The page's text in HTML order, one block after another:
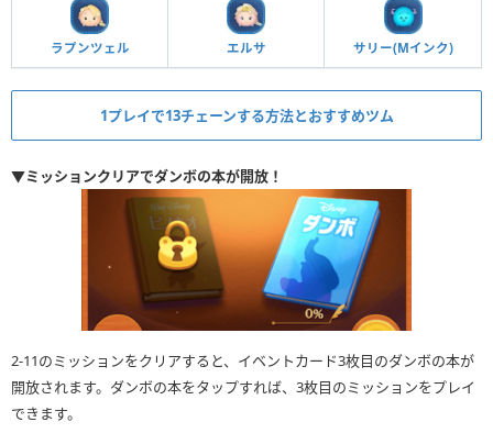
ラプンツェル エルサ サリー(Mインク)
1プレイで13チェーンする方法とおすすめツム
▼ミッションクリアでダンボの本が開放！
2-11のミッションをクリアすると、イベントカード3枚目のダンボの本が
開放されます。ダンボの本をタップすれば、3枚目のミッションをプレイ
できます。